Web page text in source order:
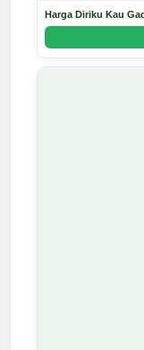
Harga Diriku Kau